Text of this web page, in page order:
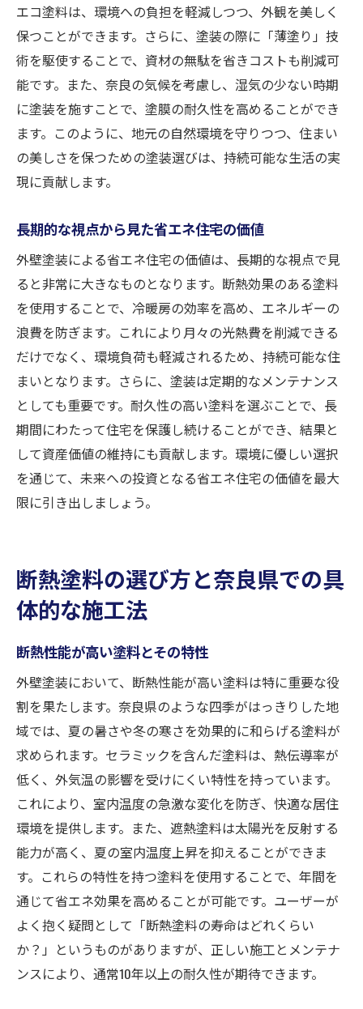
エコ塗料は、環境への負担を軽減しつつ、外観を美しく
保つことができます。さらに、塗装の際に「薄塗り」技
術を駆使することで、資材の無駄を省きコストも削減可
能です。また、奈良の気候を考慮し、湿気の少ない時期
に塗装を施すことで、塗膜の耐久性を高めることができ
ます。このように、地元の自然環境を守りつつ、住まい
の美しさを保つための塗装選びは、持続可能な生活の実
現に貢献します。
長期的な視点から見た省エネ住宅の価値
外壁塗装による省エネ住宅の価値は、長期的な視点で見
ると非常に大きなものとなります。断熱効果のある塗料
を使用することで、冷暖房の効率を高め、エネルギーの
浪費を防ぎます。これにより月々の光熱費を削減できる
だけでなく、環境負荷も軽減されるため、持続可能な住
まいとなります。さらに、塗装は定期的なメンテナンス
としても重要です。耐久性の高い塗料を選ぶことで、長
期間にわたって住宅を保護し続けることができ、結果と
して資産価値の維持にも貢献します。環境に優しい選択
を通じて、未来への投資となる省エネ住宅の価値を最大
限に引き出しましょう。
断熱塗料の選び方と奈良県での具
体的な施工法
断熱性能が高い塗料とその特性
外壁塗装において、断熱性能が高い塗料は特に重要な役
割を果たします。奈良県のような四季がはっきりした地
域では、夏の暑さや冬の寒さを効果的に和らげる塗料が
求められます。セラミックを含んだ塗料は、熱伝導率が
低く、外気温の影響を受けにくい特性を持っています。
これにより、室内温度の急激な変化を防ぎ、快適な居住
環境を提供します。また、遮熱塗料は太陽光を反射する
能力が高く、夏の室内温度上昇を抑えることができま
す。これらの特性を持つ塗料を使用することで、年間を
通じて省エネ効果を高めることが可能です。ユーザーが
よく抱く疑問として「断熱塗料の寿命はどれくらい
か？」というものがありますが、正しい施工とメンテナ
ンスにより、通常10年以上の耐久性が期待できます。